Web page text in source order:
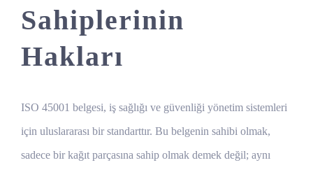
Sahiplerinin
Hakları
ISO 45001 belgesi, iş sağlığı ve güvenliği yönetim sistemleri
için uluslararası bir standarttır. Bu belgenin sahibi olmak,
sadece bir kağıt parçasına sahip olmak demek değil; aynı